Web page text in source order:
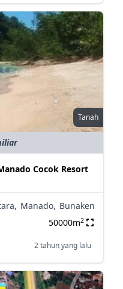
Tanah
Cocok Resort
Manado, Bunaken
50000m2
2 tahun yang lalu